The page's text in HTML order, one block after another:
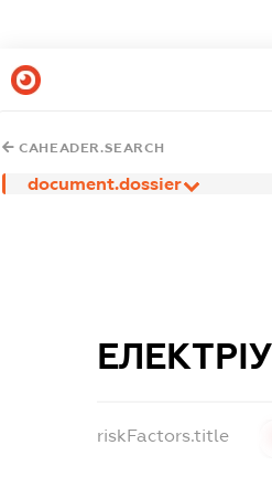
CAHEADER.SEARCH
document.dossier
riskFactors.title